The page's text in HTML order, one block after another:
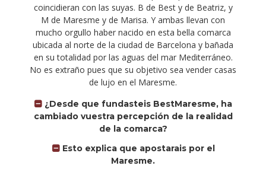
coincidieran con las suyas. B de Best y de Beatriz, y
M de Maresme y de Marisa. Y ambas llevan con
mucho orgullo haber nacido en esta bella comarca
ubicada al norte de la ciudad de Barcelona y bañada
en su totalidad por las aguas del mar Mediterráneo.
No es extraño pues que su objetivo sea vender casas
de lujo en el Maresme.
¿Desde que fundasteis BestMaresme, ha
cambiado vuestra percepción de la realidad
de la comarca?
Esto explica que apostarais por el
Maresme.